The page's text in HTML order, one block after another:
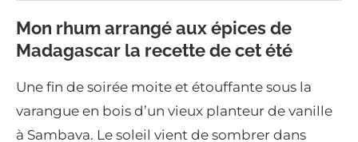
Mon rhum arrangé aux épices de
Madagascar la recette de cet été
Une fin de soirée moite et étouffante sous la
varangue en bois d’un vieux planteur de vanille
à Sambava. Le soleil vient de sombrer dans